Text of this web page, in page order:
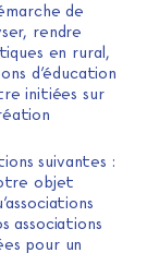
de
rendre
en rural,
d’éducation
initiées sur
suivantes :
objet
associations
pour un